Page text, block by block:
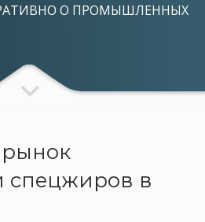
О ПРОМЫШЛЕННЫХ
спецжиров в